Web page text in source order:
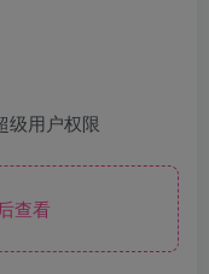
级用户权限
查看